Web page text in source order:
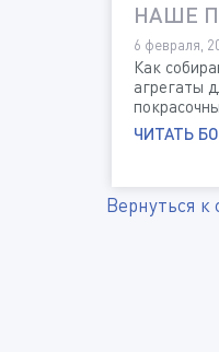
НАШЕ
6 февраля,
Как
агрегаты
ЧИТАТЬ
Вернуться к